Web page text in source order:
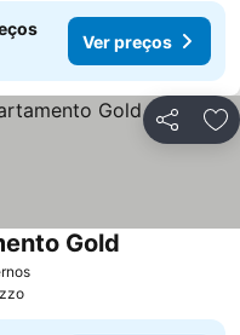
Ver preços
Partilhar
Gold